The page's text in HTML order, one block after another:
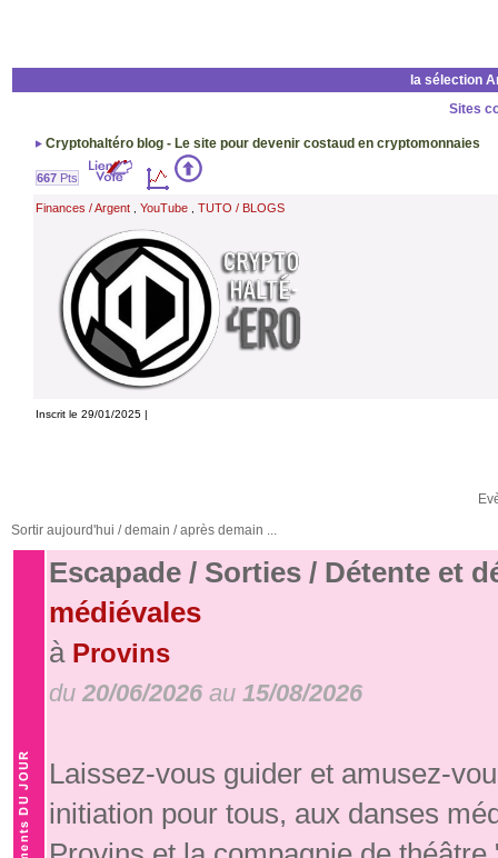
la sélection
Sites
Cryptohaltéro blog - Le site pour devenir costaud en cryptomonnaies
667Pts
Finances / Argent, YouTube, TUTO / BLOGS
Inscrit le 29/01/2025 |
Sortir aujourd'hui / demain / après demain ...
Escapade / Sorties / Détente et
médiévales
à Provins
du 20/06/2026 au 15/08/2026
Laissez-vous guider et amusez-
initiation pour tous, aux danses